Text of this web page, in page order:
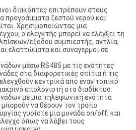
διακόπτες επιτρέπουν στους
προγράμματα ζεστού νερού και
Χρησιμοποιώντας μια
ο ελεγκτής μπορεί να ελέγξει τη
εξόδου συμπιεστής, αντλία,
ελαττώματα και συναγερμοί σε
μέσω RS485 με τις ενότητες
στα διαφορετικές σπίτια ή τις
κεντρικά από έναν τοπικό
υπολογιστή στο διαδίκτυο.
με μια τηλεφωνική ενότητα
να θέσουν τον τρόπο
γυρίστε μια μονάδα on/off, και
όπως να λάβει τους